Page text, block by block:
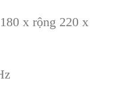
x rộng 220 x